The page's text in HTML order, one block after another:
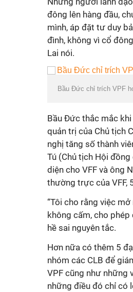
đông lên hàng đầu,
mình, áp đặt tư duy
đình, không vì cổ
Lai nói.
Bầu Đức chỉ trích VPF
Bầu Đức thắc mắc
quản trị của Chủ tịch
nghị tăng số thành
Tú (Chủ tịch Hội
diện cho VFF và ông
thường trực của VFF,
“Tôi cho rằng việc
không cấm, cho
hề sai nguyên tắc.
Hơn nữa có thêm 5
nhóm các CLB để
VPF cũng như những
những điều đó chỉ có